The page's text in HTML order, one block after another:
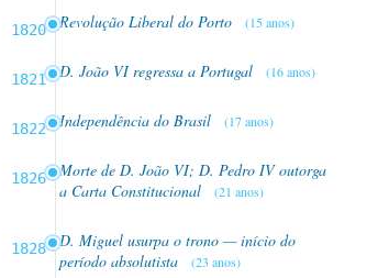
1820 Revolução Liberal do Porto (15 anos)
1821 D. João VI regressa a Portugal (16 anos)
1822 Independência do Brasil (17 anos)
1826
Morte de D. João VI; D. Pedro IV outorga
a Carta Constitucional
(21 anos)
1828
D. Miguel usurpa o trono — início do
período absolutista
(23 anos)